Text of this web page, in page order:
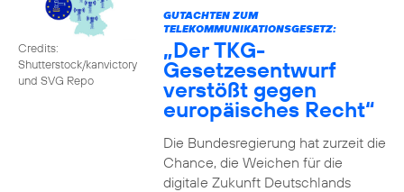
Credits:
Shutterstock/kanvictory
und SVG Repo
GUTACHTEN ZUM
TELEKOMMUNIKATIONSGESETZ:
„Der TKG-
Gesetzesentwurf
verstößt gegen
europäisches Recht“
Die Bundesregierung hat zurzeit die
Chance, die Weichen für die
digitale Zukunft Deutschlands